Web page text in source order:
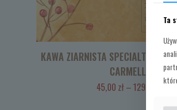
KAWA ZIARNISTA SPECIALTY
CARMELLO
45,00 zł–129,00 zł
Ta